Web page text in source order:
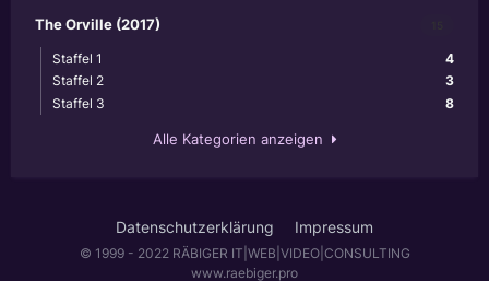
The Orville (2017)
4
Staffel 1
3
Staffel 2
8
Staffel 3
Alle Kategorien anzeigen
Datenschutzerklärung Impressum
© 1999 - 2022 RÄBIGER IT|WEB|VIDEO|CONSULTING
www.raebiger.pro